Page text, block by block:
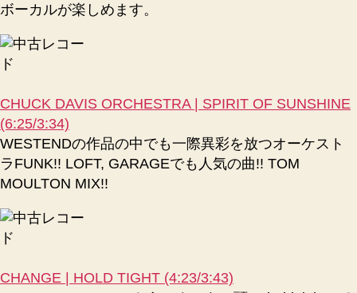
ボーカルが楽しめます。
CHUCK DAVIS ORCHESTRA | SPIRIT OF SUNSHINE
(6:25/3:34)
WESTENDの作品の中でも一際異彩を放つオーケスト
ラFUNK!! LOFT, GARAGEでも人気の曲!! TOM
MOULTON MIX!!
CHANGE | HOLD TIGHT (4:23/3:43)